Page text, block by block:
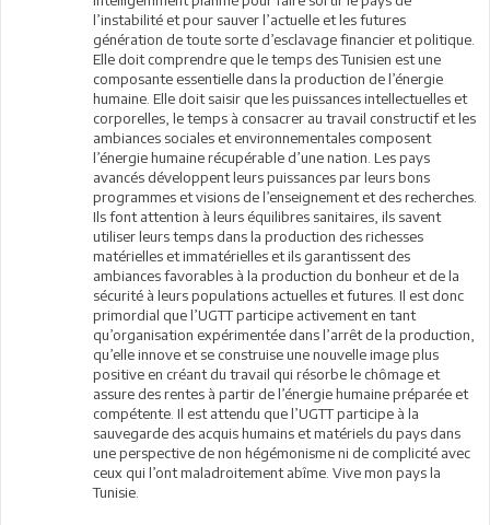
l’instabilité et pour sauver l’actuelle et les futures
génération de toute sorte d’esclavage financier et politique.
Elle doit comprendre que le temps des Tunisien est une
composante essentielle dans la production de l’énergie
humaine. Elle doit saisir que les puissances intellectuelles et
corporelles, le temps à consacrer au travail constructif et les
ambiances sociales et environnementales composent
l’énergie humaine récupérable d’une nation. Les pays
avancés développent leurs puissances par leurs bons
programmes et visions de l’enseignement et des recherches.
Ils font attention à leurs équilibres sanitaires, ils savent
utiliser leurs temps dans la production des richesses
matérielles et immatérielles et ils garantissent des
ambiances favorables à la production du bonheur et de la
sécurité à leurs populations actuelles et futures. Il est donc
primordial que l’UGTT participe activement en tant
qu’organisation expérimentée dans l’arrêt de la production,
qu’elle innove et se construise une nouvelle image plus
positive en créant du travail qui résorbe le chômage et
assure des rentes à partir de l’énergie humaine préparée et
compétente. Il est attendu que l’UGTT participe à la
sauvegarde des acquis humains et matériels du pays dans
une perspective de non hégémonisme ni de complicité avec
ceux qui l’ont maladroitement abîme. Vive mon pays la
Tunisie.